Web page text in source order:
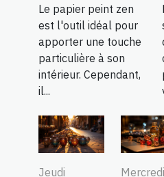
Le papier peint zen
est l'outil idéal pour
apporter une touche
particulière à son
intérieur. Cependant,
il...
Jeudi Mercredi